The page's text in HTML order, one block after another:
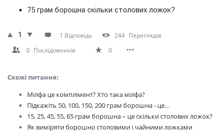
75 грам борошна скільки столових ложок?
1 1 Відповідь 244 Переглядів
0 Послідовників 0
Схожі питання:
Мілфа це комплімент? Хто така мілфа?
Підкажіть 50, 100, 150, 200 грам борошна - це…
15, 25, 45, 55, 65 грам борошна – це скільки столових ложок?
Як виміряти борошно столовими і чайними ложками